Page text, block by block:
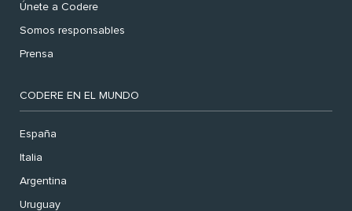
Únete a Codere
Somos responsables
Prensa
CODERE EN EL MUNDO
España
Italia
Argentina
Uruguay